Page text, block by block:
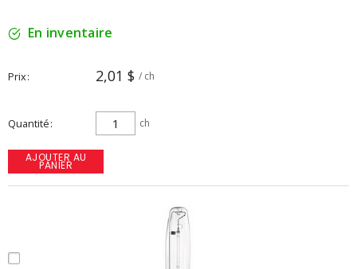
En inventaire
Prix 2,01 $ / ch
Quantité ch
AJOUTER AU
PANIER